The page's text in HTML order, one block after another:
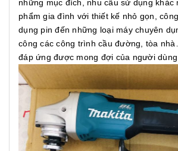
những mục đích, nhu cầu sử dụng khác
phẩm gia đình với thiết kế nhỏ gọn,
dụng pin đến những loại máy chuyên
công các công trình cầu đường, tòa
đáp ứng được mong đợi của người dùng.